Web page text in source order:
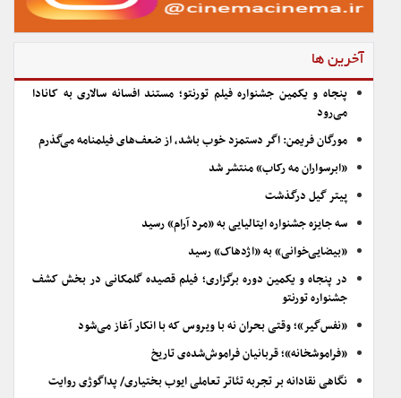
آخرین ها
پنجاه و یکمین جشنواره فیلم تورنتو؛ مستند افسانه سالاری به کانادا
می‌رود
مورگان فریمن: اگر دستمزد خوب باشد، از ضعف‌های فیلمنامه می‌گذرم
«ابرسواران مه رکاب» منتشر شد
پیتر گیل درگذشت
سه جایزه جشنواره ایتالیایی به «مرد آرام» رسید
«بیضایی‌خوانی» به «اژدهاک» رسید
در پنجاه و یکمین دوره برگزاری؛ فیلم قصیده گلمکانی در بخش کشف
جشنواره تورنتو
«نفس‌گیر»؛ وقتی بحران نه با ویروس که با انکار آغاز می‌شود
«فراموشخانه»؛ قربانیان فراموش‌شده‌ی تاریخ
نگاهی نقادانه بر تجربه تئاتر تعاملی ایوب بختیاری/ پداگوژی روایت